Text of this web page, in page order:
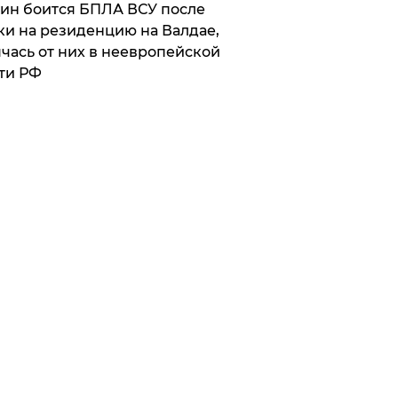
боится БПЛА ВСУ после
на резиденцию на Валдае,
от них в неевропейской
РФ